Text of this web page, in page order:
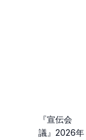
『宣伝会
議』2026年